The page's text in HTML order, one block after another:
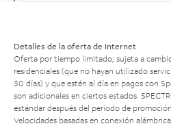
Detalles de la oferta de Internet
Oferta por tiempo limitado; sujeta a
residenciales (que no hayan utilizado
30 días) y que estén al día en pagos con
son adicionales en ciertos estados.
estándar después del período de
Velocidades basadas en conexión